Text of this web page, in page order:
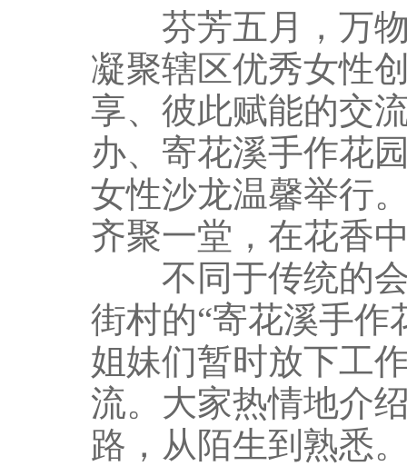
芬芳五月，万物
凝聚辖区优秀女性
享、彼此赋能的交
办、寄花溪手作花
女性沙龙温馨举行
齐聚一堂，在花香
不同于传统的会
街村的“寄花溪手作
姐妹们暂时放下工
流。大家热情地介
路，从陌生到熟悉